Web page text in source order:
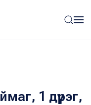
1 дүүрэг,